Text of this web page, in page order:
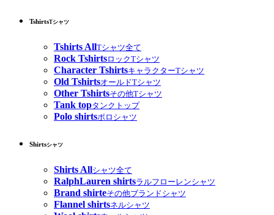
TshirtsTシャツ
Tshirts AllTシャツ全て
Rock TshirtsロックTシャツ
Character TshirtsキャラクターTシャツ
Old TshirtsオールドTシャツ
Other Tshirtsその他Tシャツ
Tank topタンクトップ
Polo shirtsポロシャツ
Shirtsシャツ
Shirts Allシャツ全て
RalphLauren shirtsラルフローレンシャツ
Brand shirteその他ブランドシャツ
Flannel shirtsネルシャツ